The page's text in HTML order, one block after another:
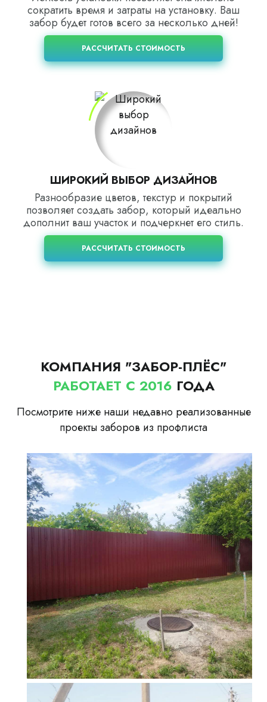
сократить время и затраты на установку. Ваш
забор будет готов всего за несколько дней!
РАССЧИТАТЬ СТОИМОСТЬ
ШИРОКИЙ ВЫБОР ДИЗАЙНОВ
Разнообразие цветов, текстур и покрытий
позволяет создать забор, который идеально
дополнит ваш участок и подчеркнет его стиль.
РАССЧИТАТЬ СТОИМОСТЬ
КОМПАНИЯ "ЗАБОР-ПЛЁС"
РАБОТАЕТ С 2016 ГОДА
Посмотрите ниже наши недавно реализованные
проекты заборов из профлиста